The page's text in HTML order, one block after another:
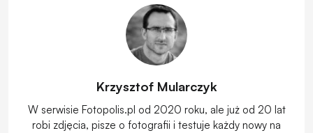
Krzysztof Mularczyk
W serwisie Fotopolis.pl od 2020 roku, ale już od 20 lat
robi zdjęcia, pisze o fotografii i testuje każdy nowy na